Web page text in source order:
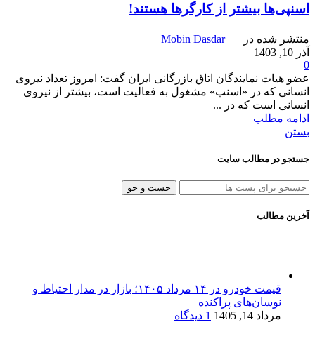
اسنپی‌ها بیشتر از کارگرها هستند!
منتشر شده در
Mobin Dasdar
آذر 10, 1403
0
عضو هیات نمایندگان اتاق بازرگانی ایران گفت: امروز تعداد نیروی
انسانی که در «اسنپ» مشغول به فعالیت است، بیشتر از نیروی
انسانی است که در ...
ادامه مطلب
بستن
جستجو در مطالب سایت
جست و جو
آخرین مطالب
قیمت خودرو در ۱۴ مرداد ۱۴۰۵؛ بازار در مدار احتیاط و
نوسان‌های پراکنده
مرداد 14, 1405
1 دیدگاه